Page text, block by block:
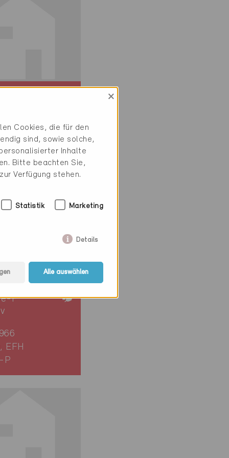
1920
EFH
P
EFH
P
×
Cookies, die für den
sind, sowie solche,
Inhalte
Bitte beachten Sie,
Verfügung stehen.
Statistik Marketing
Details
Alle auswählen